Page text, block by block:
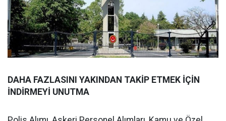
DAHA FAZLASINI YAKINDAN TAKİP ETMEK İÇİN
İNDİRMEYİ UNUTMA